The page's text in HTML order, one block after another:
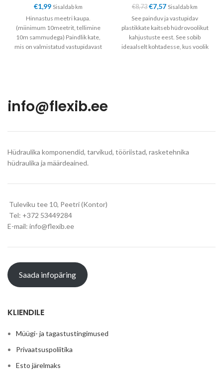
€1,99 Sisaldab km
Hinnastus meetri kaupa.
(miinimum 10meetrit, tellimine
10m sammudega) Paindlik kate,
mis on valmistatud vastupidavast
€8,73 €7,57 Sisaldab km
See painduv ja vastupidav
plastikkate kaitseb hüdrovoolikut
kahjustuste eest. See sobib
ideaalselt kohtadesse, kus voolik
info@flexib.ee
Hüdraulika komponendid, tarvikud, tööriistad, rasketehnika
hüdraulika ja määrdeained.
Tuleviku tee 10, Peetri (Kontor)
Tel: +372 53449284
E-mail: info@flexib.ee
Saada infopäring
KLIENDILE
Müügi- ja tagastustingimused
Privaatsuspoliitika
Esto järelmaks